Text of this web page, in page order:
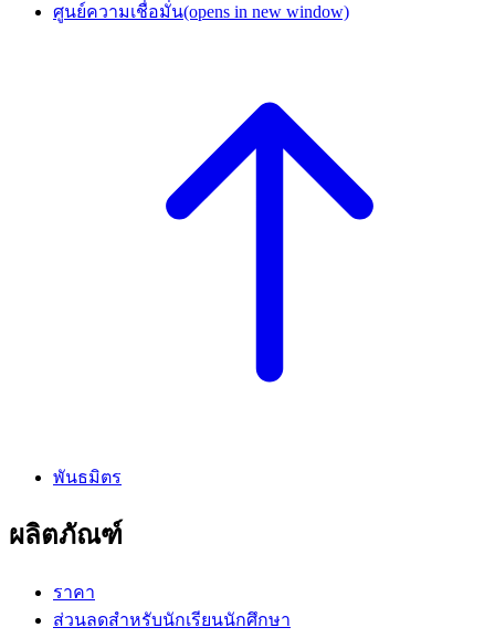
ศูนย์ความเชื่อมั่น(opens in new window)
พันธมิตร
ผลิตภัณฑ์
ราคา
ส่วนลดสำหรับนักเรียนนักศึกษา